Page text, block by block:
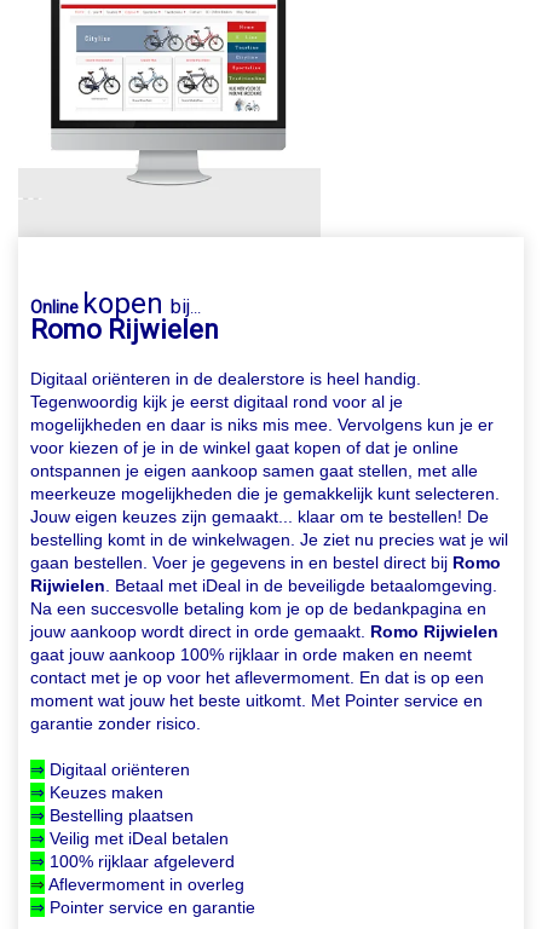
Online kopen bij
Romo Rijwielen
Digitaal oriënteren in de dealerstore is heel handig.
Tegenwoordig kijk je eerst digitaal rond voor al je
mogelijkheden en daar is niks mis mee. Vervolgens kun je er
voor kiezen of je in de winkel gaat kopen of dat je online
ontspannen je eigen aankoop samen gaat stellen, met alle
meerkeuze mogelijkheden die je gemakkelijk kunt selecteren.
Jouw eigen keuzes zijn gemaakt... klaar om te bestellen! De
bestelling komt in de winkelwagen. Je ziet nu precies wat je wil
gaan bestellen. Voer je gegevens in en bestel direct bij Romo
Rijwielen . Betaal met iDeal in de beveiligde betaalomgeving.
Na een succesvolle betaling kom je op de bedankpagina en
jouw aankoop wordt direct in orde gemaakt. Romo Rijwielen
gaat jouw aankoop 100% rijklaar in orde maken en neemt
contact met je op voor het aflevermoment. En dat is op een
moment wat jouw het beste uitkomt. Met Pointer service en
garantie zonder risico.
⇒ Digitaal oriënteren
⇒ Keuzes maken
⇒ Bestelling plaatsen
⇒ Veilig met iDeal betalen
⇒ 100% rijklaar afgeleverd
⇒ Aflevermoment in overleg
⇒ Pointer service en garantie